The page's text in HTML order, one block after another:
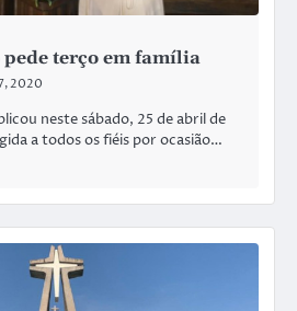
pede terço em família
2020
neste sábado, 25 de abril de
a todos os fiéis por ocasião…